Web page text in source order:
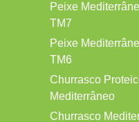
Peixe
TM7
Peixe
TM6
Churrasco
Mediterrâneo
Churrasco